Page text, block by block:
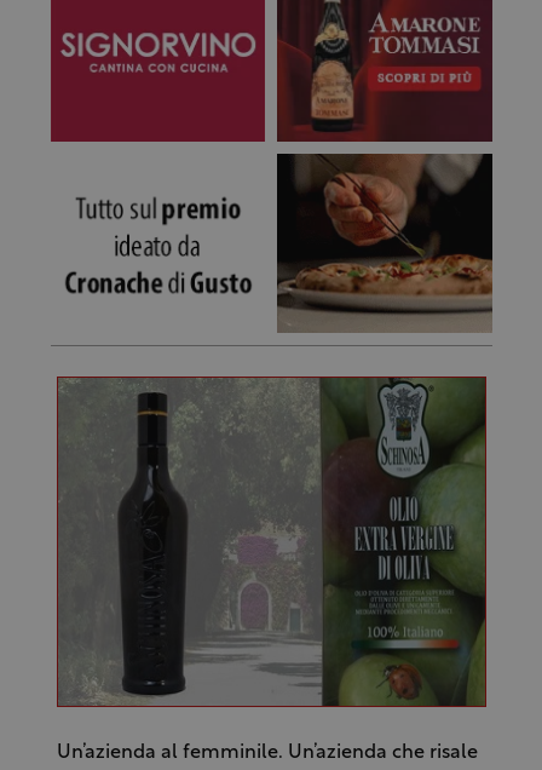
Un’azienda al femminile. Un’azienda che risale